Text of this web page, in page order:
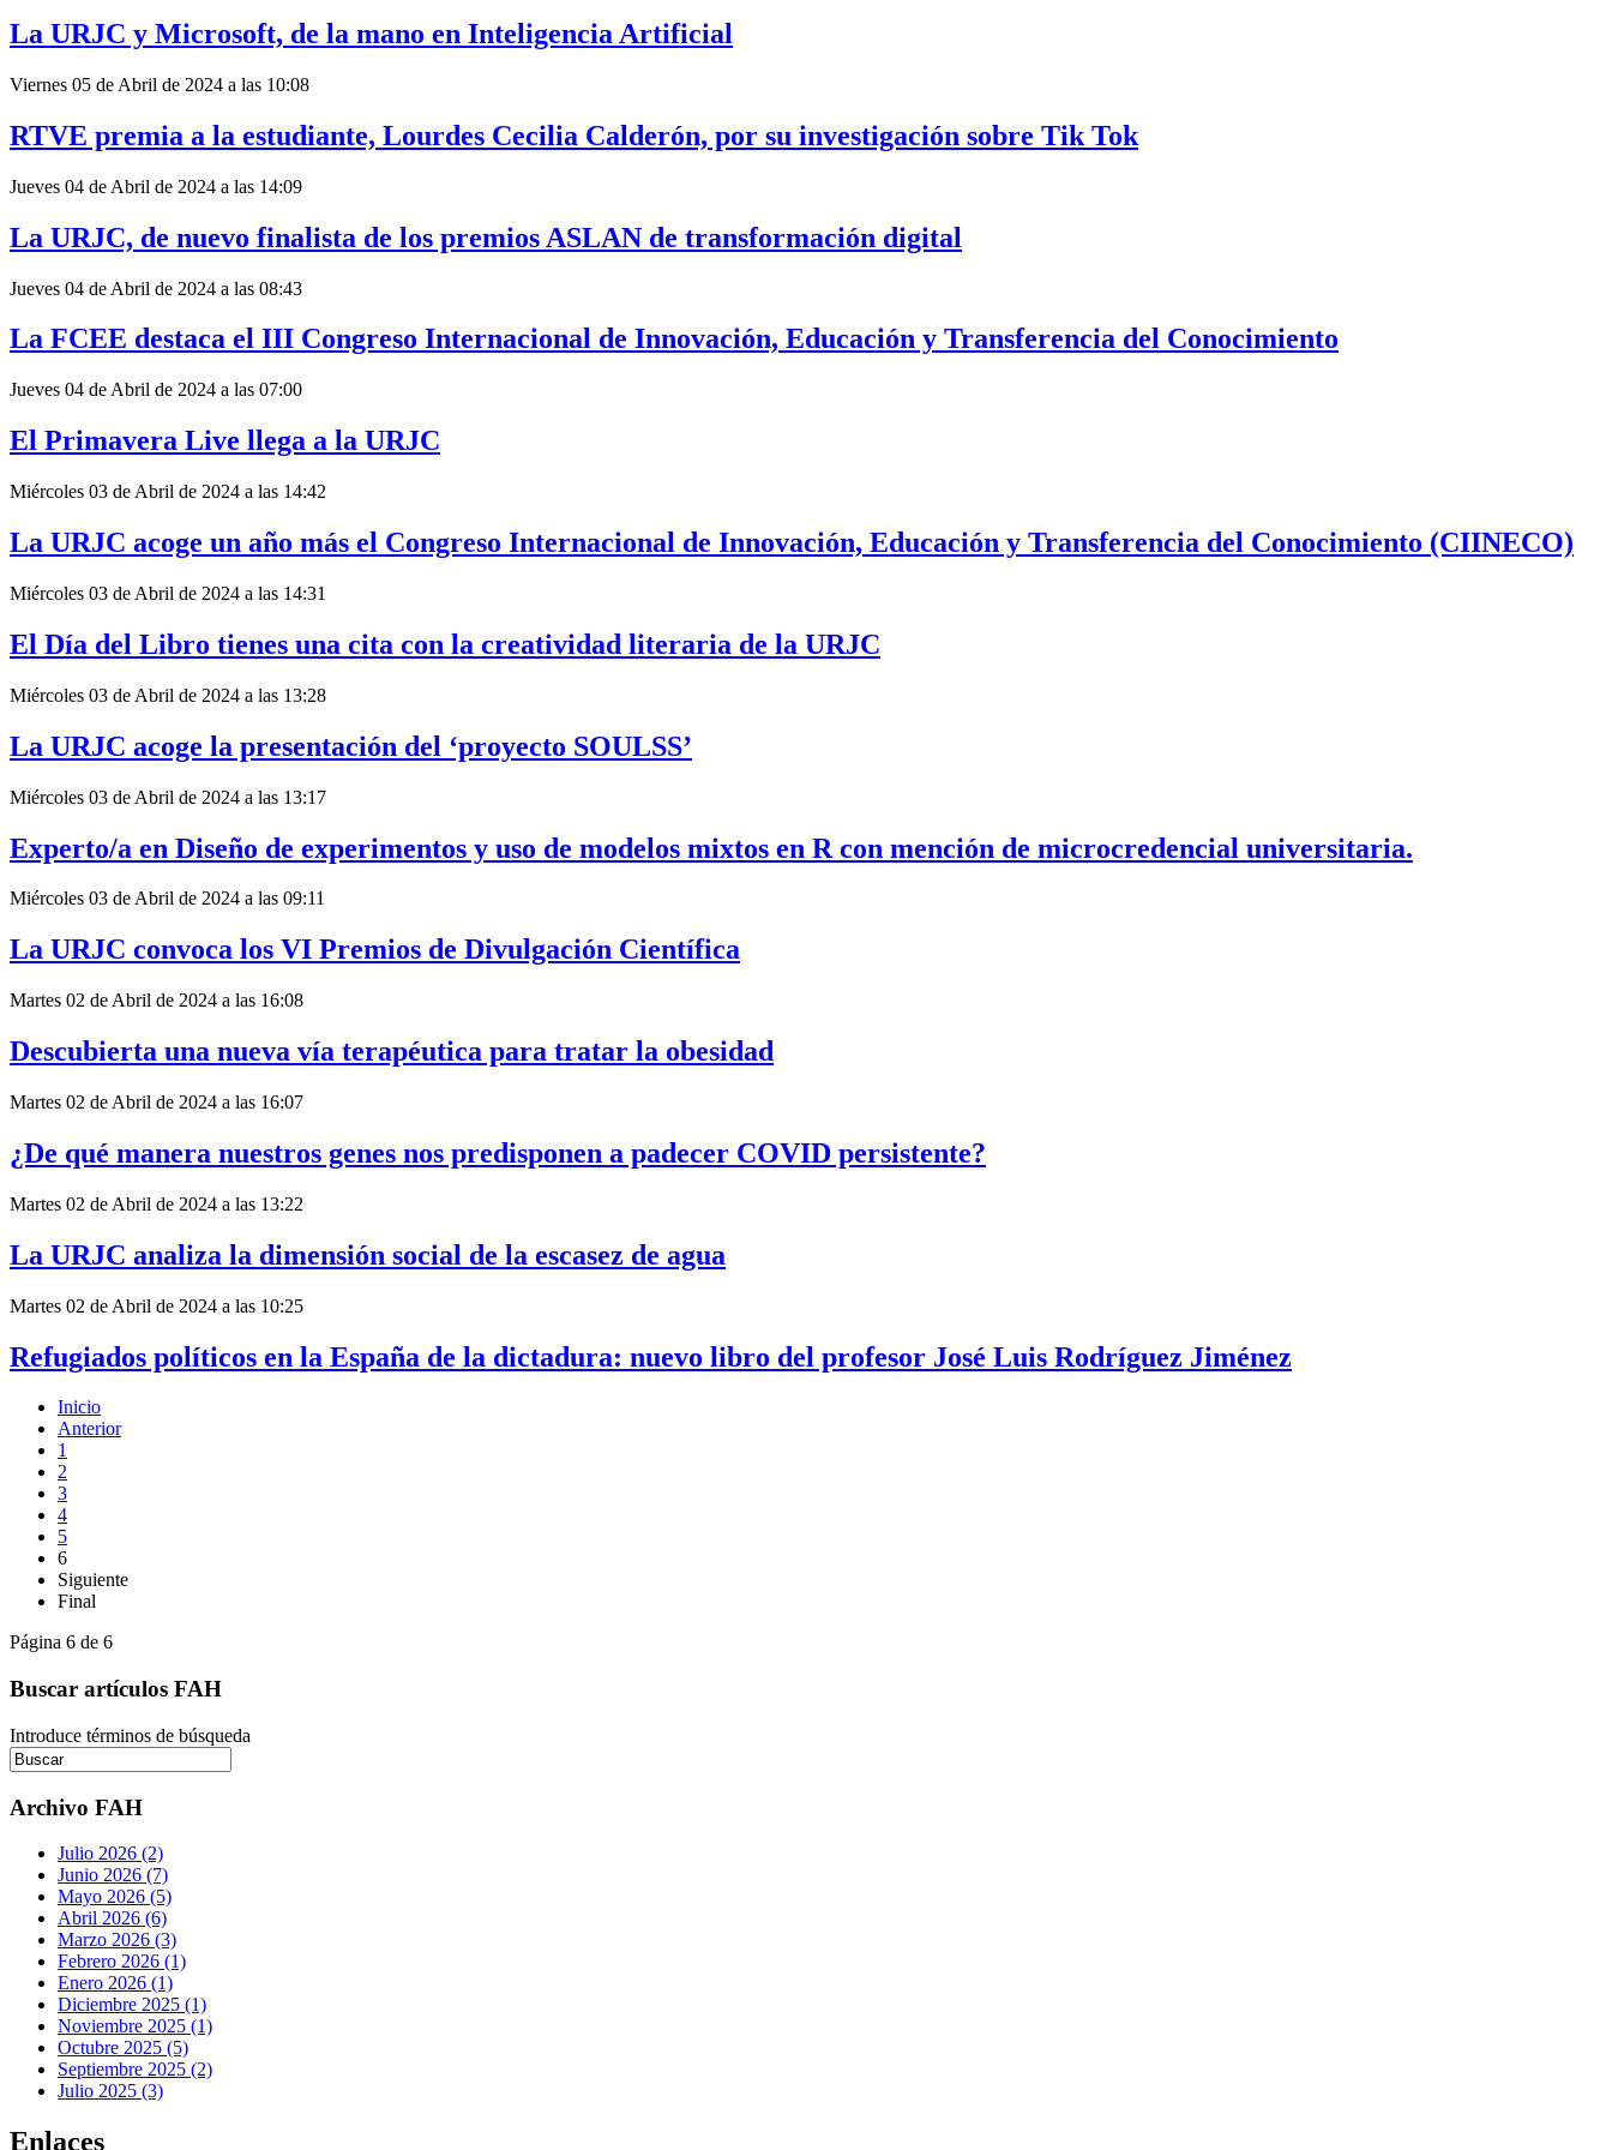
La URJC y Microsoft, de la mano en Inteligencia Artificial
Viernes 05 de Abril de 2024 a las 10:08
RTVE premia a la estudiante, Lourdes Cecilia Calderón, por su investigación sobre Tik Tok
Jueves 04 de Abril de 2024 a las 14:09
La URJC, de nuevo finalista de los premios ASLAN de transformación digital
Jueves 04 de Abril de 2024 a las 08:43
La FCEE destaca el III Congreso Internacional de Innovación, Educación y Transferencia del Conocimiento
Jueves 04 de Abril de 2024 a las 07:00
El Primavera Live llega a la URJC
Miércoles 03 de Abril de 2024 a las 14:42
La URJC acoge un año más el Congreso Internacional de Innovación, Educación y Transferencia del Conocimiento (CIINECO)
Miércoles 03 de Abril de 2024 a las 14:31
El Día del Libro tienes una cita con la creatividad literaria de la URJC
Miércoles 03 de Abril de 2024 a las 13:28
La URJC acoge la presentación del ‘proyecto SOULSS’
Miércoles 03 de Abril de 2024 a las 13:17
Experto/a en Diseño de experimentos y uso de modelos mixtos en R con mención de microcredencial universitaria.
Miércoles 03 de Abril de 2024 a las 09:11
La URJC convoca los VI Premios de Divulgación Científica
Martes 02 de Abril de 2024 a las 16:08
Descubierta una nueva vía terapéutica para tratar la obesidad
Martes 02 de Abril de 2024 a las 16:07
¿De qué manera nuestros genes nos predisponen a padecer COVID persistente?
Martes 02 de Abril de 2024 a las 13:22
La URJC analiza la dimensión social de la escasez de agua
Martes 02 de Abril de 2024 a las 10:25
Refugiados políticos en la España de la dictadura: nuevo libro del profesor José Luis Rodríguez Jiménez
Inicio
Anterior
1
2
3
4
5
6
Siguiente
Final
Página 6 de 6
Buscar artículos FAH
Introduce términos de búsqueda
Archivo FAH
Julio 2026 (2)
Junio 2026 (7)
Mayo 2026 (5)
Abril 2026 (6)
Marzo 2026 (3)
Febrero 2026 (1)
Enero 2026 (1)
Diciembre 2025 (1)
Noviembre 2025 (1)
Octubre 2025 (5)
Septiembre 2025 (2)
Julio 2025 (3)
Enlaces